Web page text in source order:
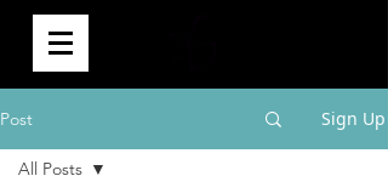
Post Sign Up
All Posts